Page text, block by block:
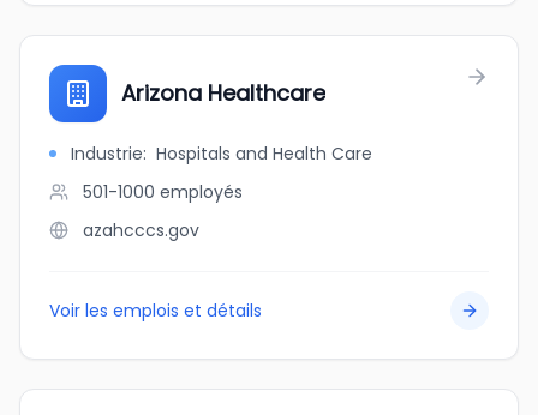
Arizona Healthcare
Industrie: Hospitals and Health Care
501-1000 employés
azahcccs.gov
Voir les emplois et détails